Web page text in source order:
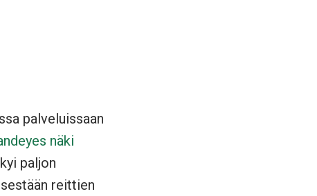
palveluissaan
näki
paljon
reittien